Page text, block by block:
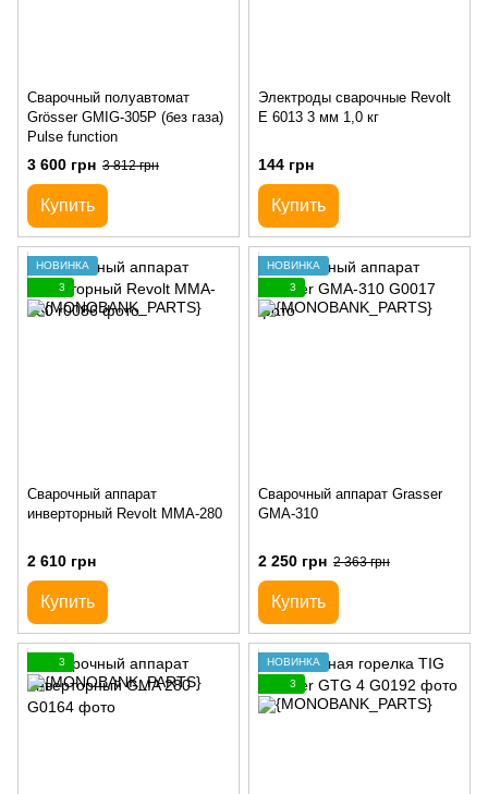
Сварочный полуавтомат
Grösser GMIG-305P (без газа)
Pulse function
3 600 грн 3 812 грн
Купить
Электроды сварочные Revolt
E 6013 3 мм 1,0 кг
144 грн
Купить
НОВИНКА
3
Сварочный аппарат
инверторный Revolt MMA-280
2 610 грн
Купить
НОВИНКА
3
Сварочный аппарат Grasser
GMA-310
2 250 грн 2 363 грн
Купить
3
НОВИНКА
3